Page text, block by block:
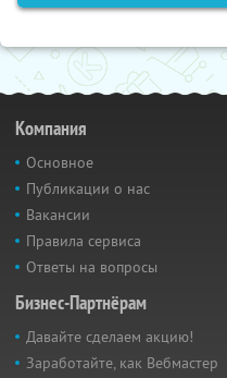
Компания
Основное
Публикации о нас
Вакансии
Правила сервиса
Ответы на вопросы
Бизнес-Партнёрам
Давайте сделаем акцию!
Заработайте, как Вебмастер